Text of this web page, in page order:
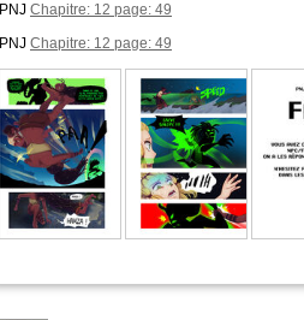
PNJ Chapitre: 12 page: 49
PNJ Chapitre: 12 page: 49